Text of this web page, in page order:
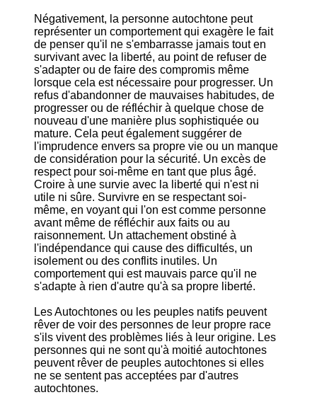
Négativement, la personne autochtone peut
représenter un comportement qui exagère le fait
de penser qu'il ne s'embarrasse jamais tout en
survivant avec la liberté, au point de refuser de
s'adapter ou de faire des compromis même
lorsque cela est nécessaire pour progresser. Un
refus d'abandonner de mauvaises habitudes, de
progresser ou de réfléchir à quelque chose de
nouveau d'une manière plus sophistiquée ou
mature. Cela peut également suggérer de
l'imprudence envers sa propre vie ou un manque
de considération pour la sécurité. Un excès de
respect pour soi-même en tant que plus âgé.
Croire à une survie avec la liberté qui n'est ni
utile ni sûre. Survivre en se respectant soi-
même, en voyant qui l'on est comme personne
avant même de réfléchir aux faits ou au
raisonnement. Un attachement obstiné à
l'indépendance qui cause des difficultés, un
isolement ou des conflits inutiles. Un
comportement qui est mauvais parce qu'il ne
s'adapte à rien d'autre qu'à sa propre liberté.
Les Autochtones ou les peuples natifs peuvent
rêver de voir des personnes de leur propre race
s'ils vivent des problèmes liés à leur origine. Les
personnes qui ne sont qu'à moitié autochtones
peuvent rêver de peuples autochtones si elles
ne se sentent pas acceptées par d'autres
autochtones.